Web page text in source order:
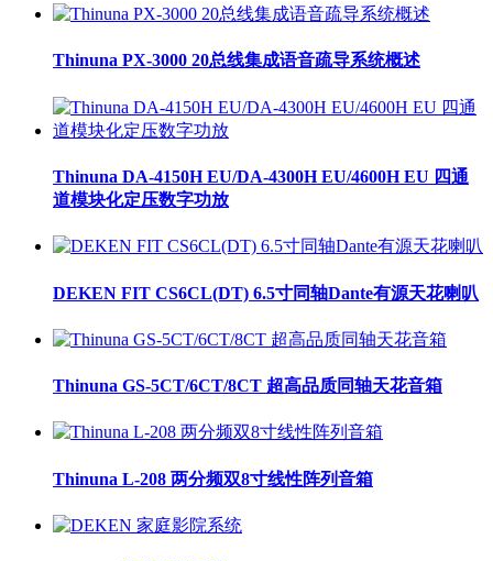
Thinuna PX-3000 20总线集成语音疏导系统概述
Thinuna DA-4150H EU/DA-4300H EU/4600H EU 四通
道模块化定压数字功放
DEKEN FIT CS6CL(DT) 6.5寸同轴Dante有源天花喇叭
Thinuna GS-5CT/6CT/8CT 超高品质同轴天花音箱
Thinuna L-208 两分频双8寸线性阵列音箱